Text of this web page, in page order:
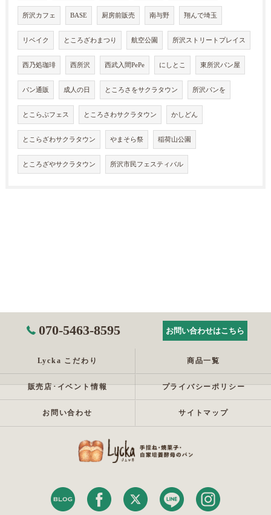
所沢カフェ BASE 厨房前販売 南与野 翔んで埼玉
リベイク ところざわまつり 航空公園 所沢ストリートプレイス
西乃処珈琲 西所沢 西武入間PePe にしとこ 東所沢パン屋
パン通販 成人の日 ところさをサクラタウン 所沢パンを
とこらぶフェス ところさわサクラタウン かしどん
とこらざわサクラタウン やまそら祭 稲荷山公園
ところざやサクラタウン 所沢市民フェスティバル
070-5463-8595 お問い合わせはこちら
Lycka こだわり 商品一覧
販売店･イベント情報 プライバシーポリシー
お問い合わせ サイトマップ